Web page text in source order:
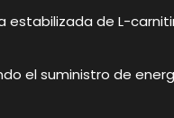
estabilizada de L-
el suministro de